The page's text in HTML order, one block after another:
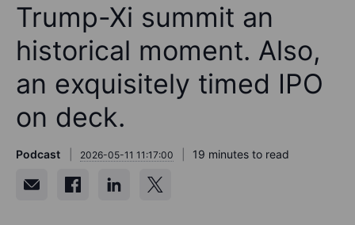
Trump-Xi summit an
historical moment. Also,
an exquisitely timed IPO
on deck.
Podcast 2026-05-11 11:17:00 19 minutes to read